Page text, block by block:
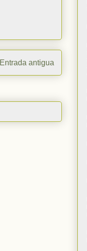
Entrada antigua